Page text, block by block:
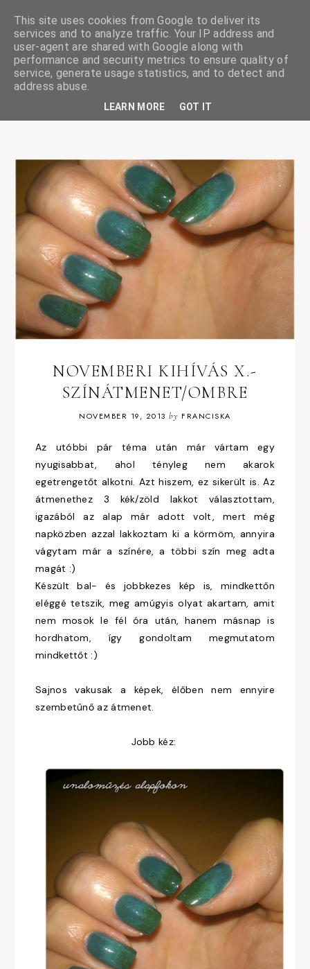
ciskaságok
NOVEMBERI KIHÍVÁS X.-
SZÍNÁTMENET/OMBRE
NOVEMBER 19, 2013 by FRANCISKA
Az utóbbi pár téma után már vártam egy
nyugisabbat, ahol tényleg nem akarok
egetrengetőt alkotni. Azt hiszem, ez sikerült is. Az
átmenethez 3 kék/zöld lakkot választottam,
igazából az alap már adott volt, mert még
napközben azzal lakkoztam ki a körmöm, annyira
vágytam már a színére, a többi szín meg adta
magát :)
Készült bal- és jobbkezes kép is, mindkettőn
eléggé tetszik, meg amúgyis olyat akartam, amit
nem mosok le fél óra után, hanem másnap is
hordhatom, így gondoltam megmutatom
mindkettőt :)
Sajnos vakusak a képek, élőben nem ennyire
szembetűnő az átmenet.
Jobb kéz:
This site uses cookies from Google to deliver its
services and to analyze traffic. Your IP address and
user-agent are shared with Google along with
performance and security metrics to ensure quality of
service, generate usage statistics, and to detect and
address abuse.
LEARN MORE GOT IT